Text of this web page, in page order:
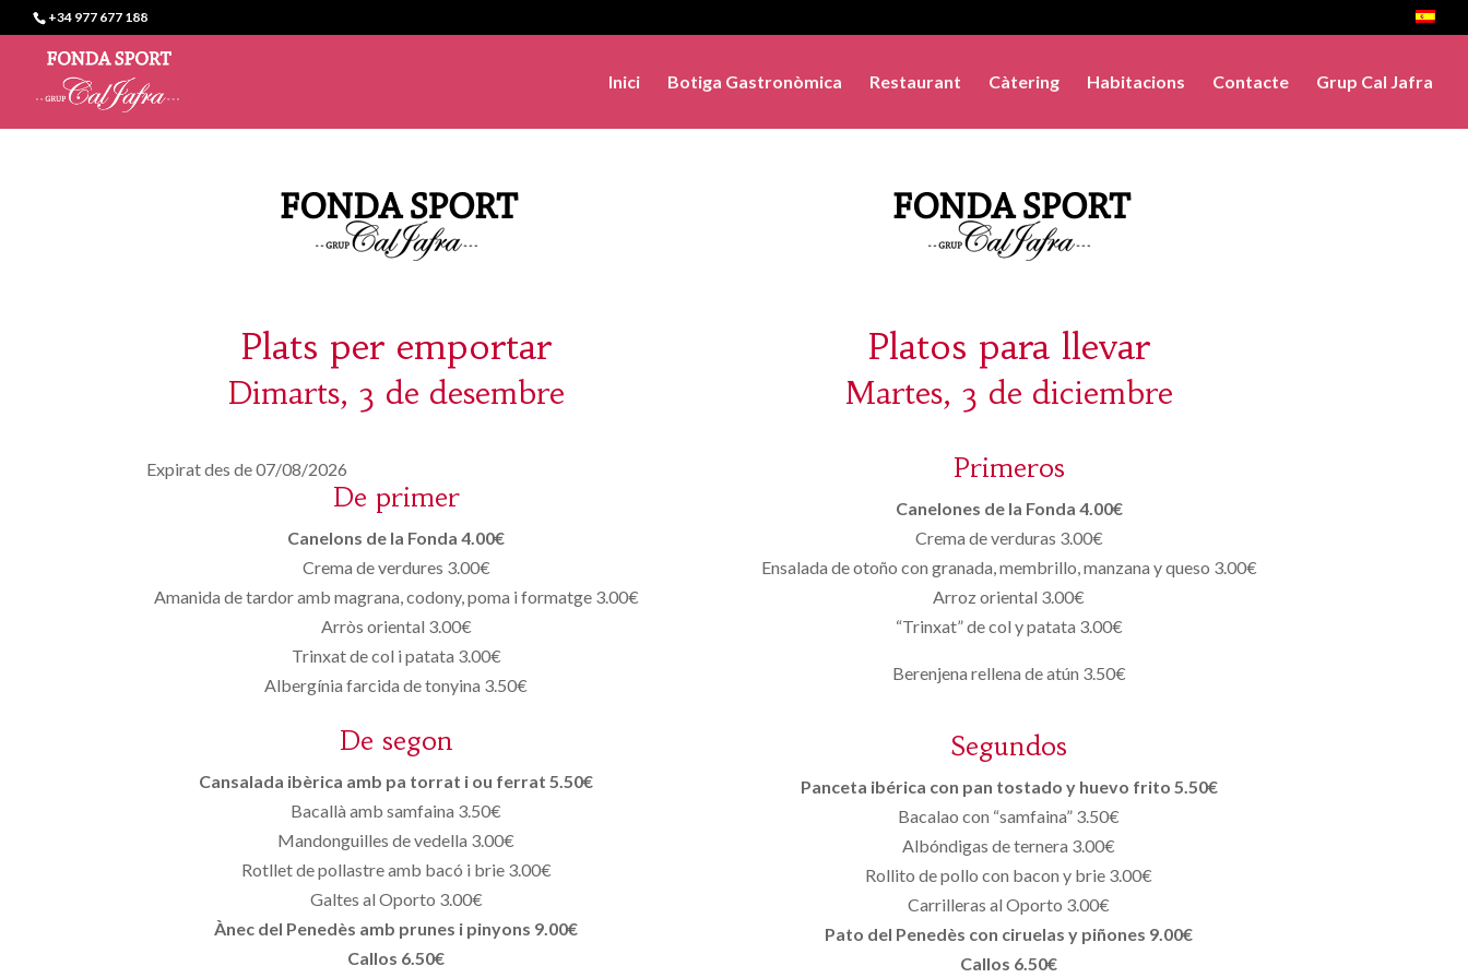
+34 977 677 188
Inici Botiga Gastronòmica Restaurant Càtering Habitacions Contacte Grup Cal Jafra
Plats per emportar
Dimarts, 3 de desembre
Expirat des de 07/08/2026
De primer
Canelons de la Fonda 4.00€
Crema de verdures 3.00€
Amanida de tardor amb magrana, codony, poma i formatge 3.00€
Arròs oriental 3.00€
Trinxat de col i patata 3.00€
Albergínia farcida de tonyina 3.50€
De segon
Cansalada ibèrica amb pa torrat i ou ferrat 5.50€
Bacallà amb samfaina 3.50€
Mandonguilles de vedella 3.00€
Rotllet de pollastre amb bacó i brie 3.00€
Galtes al Oporto 3.00€
Ànec del Penedès amb prunes i pinyons 9.00€
Callos 6.50€
Platos para llevar
Martes, 3 de diciembre
Primeros
Canelones de la Fonda 4.00€
Crema de verduras 3.00€
Ensalada de otoño con granada, membrillo, manzana y queso 3.00€
Arroz oriental 3.00€
“Trinxat” de col y patata 3.00€
Berenjena rellena de atún 3.50€
Segundos
Panceta ibérica con pan tostado y huevo frito 5.50€
Bacalao con “samfaina” 3.50€
Albóndigas de ternera 3.00€
Rollito de pollo con bacon y brie 3.00€
Carrilleras al Oporto 3.00€
Pato del Penedès con ciruelas y piñones 9.00€
Callos 6.50€